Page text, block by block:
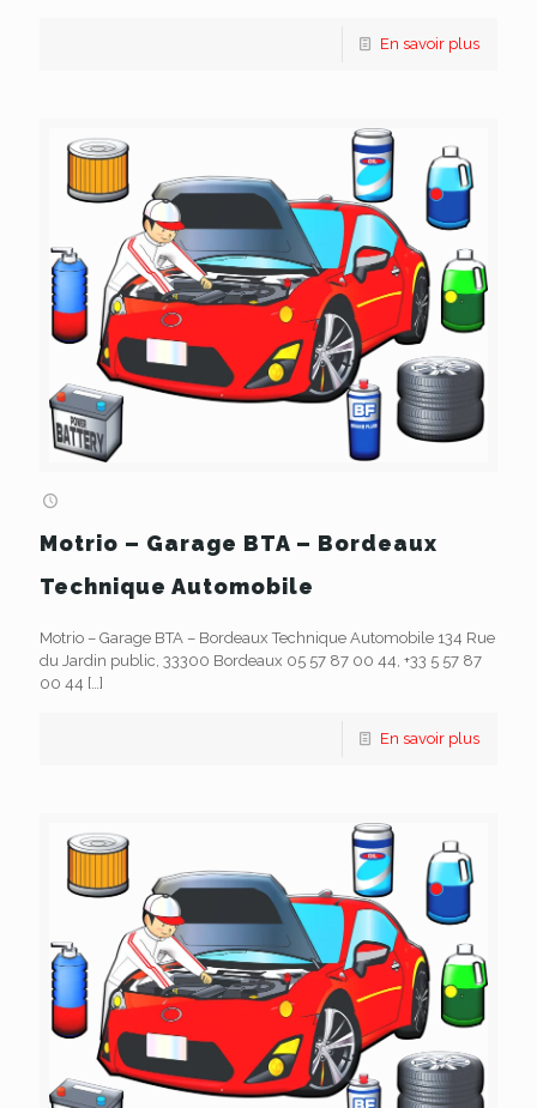
En savoir plus
Motrio – Garage BTA – Bordeaux
Technique Automobile
Motrio – Garage BTA – Bordeaux Technique Automobile 134 Rue
du Jardin public, 33300 Bordeaux 05 57 87 00 44, +33 5 57 87
00 44 […]
En savoir plus